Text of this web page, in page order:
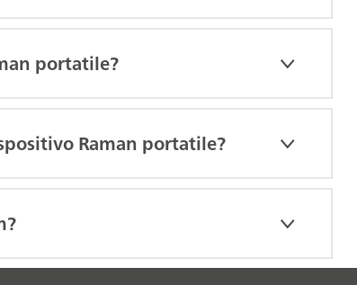
portatile?
Raman portatile?